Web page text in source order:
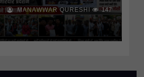
MANAWWAR QURESHI 147